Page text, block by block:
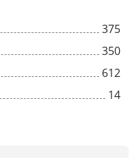
375
350
612
14